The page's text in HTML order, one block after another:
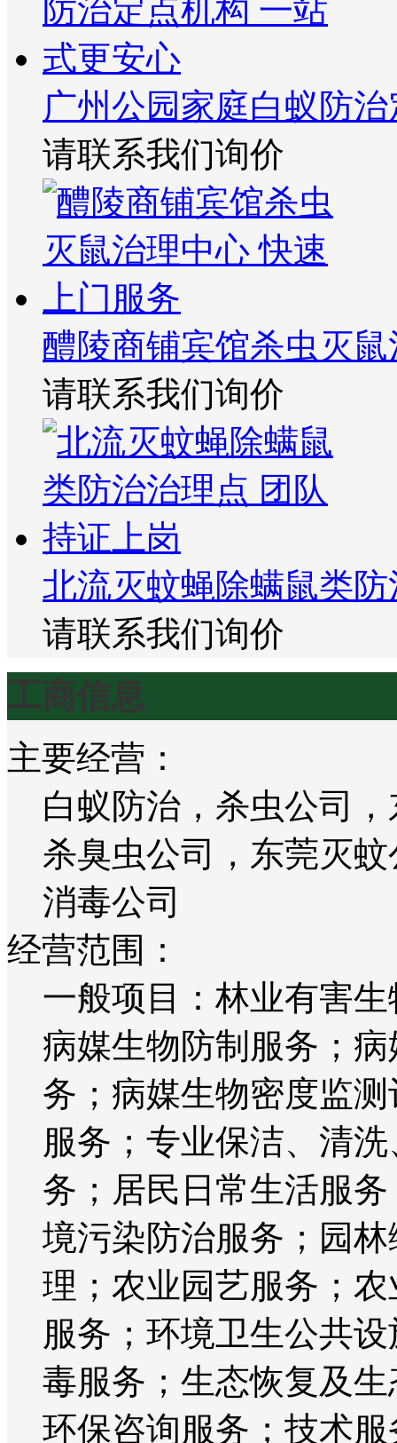
广州公园家庭白蚁防
请联系我们询价
醴陵商铺宾馆杀虫灭
请联系我们询价
北流灭蚊蝇除螨鼠类
请联系我们询价
工商信息
主要经营：
白蚁防治，杀虫公司
杀臭虫公司，东莞灭
消毒公司
经营范围：
一般项目：林业有害
病媒生物防制服务；
务；病媒生物密度监
服务；专业保洁、清
务；居民日常生活服
境污染防治服务；园
理；农业园艺服务；
服务；环境卫生公共
毒服务；生态恢复及
环保咨询服务；技术